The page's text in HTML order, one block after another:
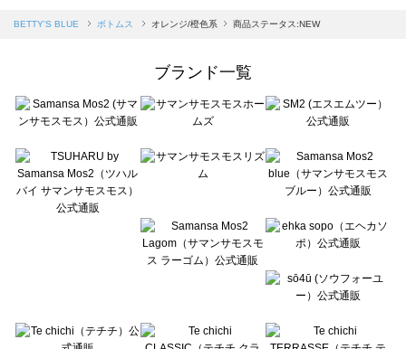
Samansa Mos2 blue（サマンサモスモス ブルー）のボトムス一覧
sō4ū（ソウフォーユー）のボトムス一覧
Te chichi（テチチ）のボトムス一覧
Te chichi CLASSIC（テチチ クラシック）のボトムス一覧
Lugnoncure（ルノンキュール）のボトムス一覧
BETTY'S BLUE（べティーズブルー）のボトムス一覧
Wpc.（ワールドパーティー）のボトムス一覧
BETTY'S BLUE ボトムス オレンジ/橙色系 商品ステータス:NEW
ブランド一覧